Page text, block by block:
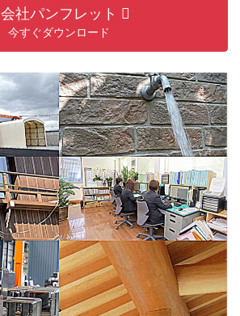
会社パンフレット
今すぐダウンロード